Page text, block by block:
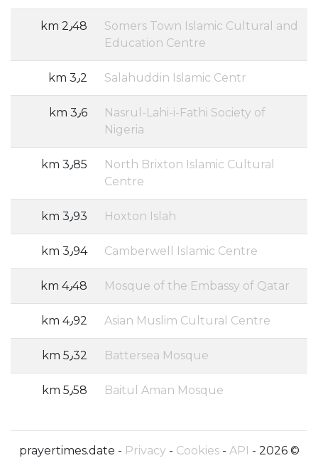
Somers Town Islamic Cultural and
Education Centre
2٫48 km
Salahuddin Islamic Centr 3٫2 km
Nasrul-Lahi-i-Fathi Society of
Nigeria
3٫6 km
North Brixton Islamic Cultural
Centre
3٫85 km
Hoxton Islah 3٫93 km
Camberwell Islamic Centre 3٫94 km
Mosque of the Embassy of Qatar 4٫48 km
Asian Muslim Cultural Centre 4٫92 km
Battersea Mosque 5٫32 km
Baitul Aman Mosque 5٫58 km
© 2026 - prayertimes.date -
Privacy- Cookies- API